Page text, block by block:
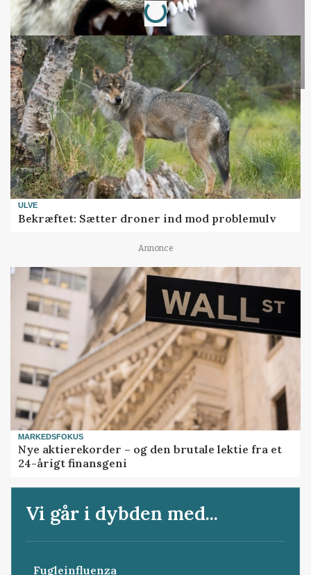
ULVE
Bekræftet: Sætter droner ind mod problemulv
Annonce
MARKEDSFOKUS
Nye aktierekorder – og den brutale lektie fra et
24-årigt finansgeni
Vi går i dybden med...
Fugleinfluenza